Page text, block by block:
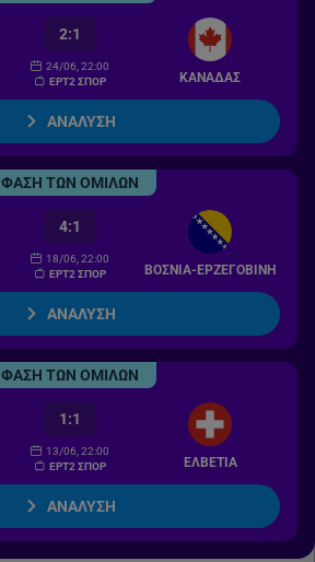
2:1
24/06, 22:00
ΕΡΤ2 ΣΠΟΡ
ΚΑΝΑΔΑΣ
ΑΝΑΛΥΣΗ
ΦΑΣΗ ΤΩΝ ΟΜΙΛΩΝ
4:1
18/06, 22:00
ΕΡΤ2 ΣΠΟΡ
ΒΟΣΝΙΑ-ΕΡΖΕΓΟΒΙΝΗ
ΑΝΑΛΥΣΗ
ΦΑΣΗ ΤΩΝ ΟΜΙΛΩΝ
1:1
13/06, 22:00
ΕΡΤ2 ΣΠΟΡ
ΕΛΒΕΤΙΑ
ΑΝΑΛΥΣΗ